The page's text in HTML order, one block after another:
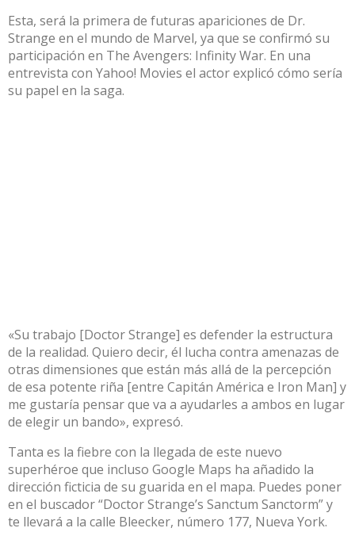
Esta, será la primera de futuras apariciones de Dr.
Strange en el mundo de Marvel, ya que se confirmó su
participación en The Avengers: Infinity War. En una
entrevista con Yahoo! Movies el actor explicó cómo sería
su papel en la saga.
«Su trabajo [Doctor Strange] es defender la estructura
de la realidad. Quiero decir, él lucha contra amenazas de
otras dimensiones que están más allá de la percepción
de esa potente riña [entre Capitán América e Iron Man] y
me gustaría pensar que va a ayudarles a ambos en lugar
de elegir un bando», expresó.
Tanta es la fiebre con la llegada de este nuevo
superhéroe que incluso Google Maps ha añadido la
dirección ficticia de su guarida en el mapa. Puedes poner
en el buscador “Doctor Strange’s Sanctum Sanctorm” y
te llevará a la calle Bleecker, número 177, Nueva York.